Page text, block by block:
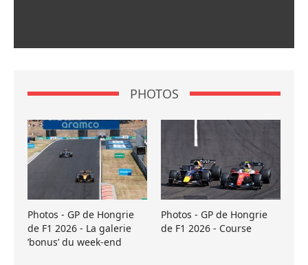
PHOTOS
Photos - GP de Hongrie
de F1 2026 - La galerie
’bonus’ du week-end
Photos - GP de Hongrie
de F1 2026 - Course